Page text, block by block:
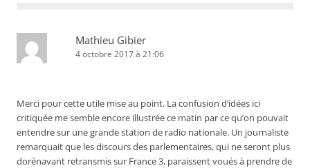
Mathieu Gibier
4 octobre 2017 à 21:06
Merci pour cette utile mise au point. La confusion d’idées ici
critiquée me semble encore illustrée ce matin par ce qu’on pouvait
entendre sur une grande station de radio nationale. Un journaliste
remarquait que les discours des parlementaires, qui ne seront plus
dorénavant retransmis sur France 3, paraissent voués à prendre de